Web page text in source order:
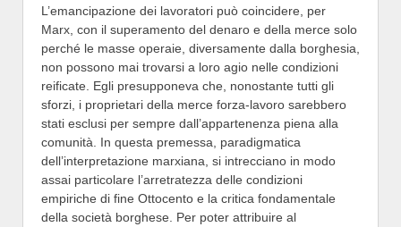
L’emancipazione dei lavoratori può coincidere, per
Marx, con il superamento del denaro e della merce solo
perché le masse operaie, diversamente dalla borghesia,
non possono mai trovarsi a loro agio nelle condizioni
reificate. Egli presupponeva che, nonostante tutti gli
sforzi, i proprietari della merce forza-lavoro sarebbero
stati esclusi per sempre dall’appartenenza piena alla
comunità. In questa premessa, paradigmatica
dell’interpretazione marxiana, si intrecciano in modo
assai particolare l’arretratezza delle condizioni
empiriche di fine Ottocento e la critica fondamentale
della società borghese. Per poter attribuire al